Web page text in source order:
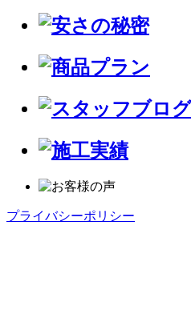
プライバシーポリシー